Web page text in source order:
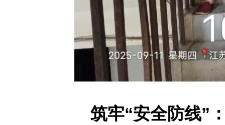
筑牢“安全防线”